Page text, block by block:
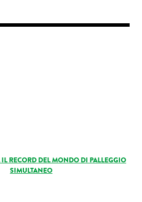
RECORD DEL MONDO DI PALLEGGIO
SIMULTANEO